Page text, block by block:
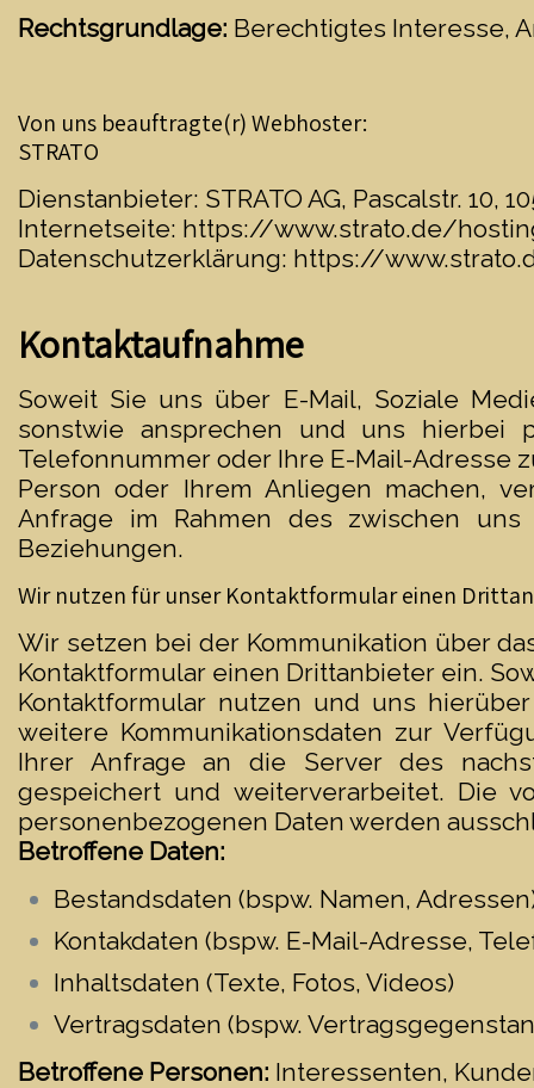
Rechtsgrundlage: Berechtigtes Interesse,
Von uns beauftragte(r) Webhoster:
STRATO
Dienstanbieter: STRATO AG, Pascalstr. 10,
Internetseite: https://www.strato.de/
Datenschutzerklärung: https://
Kontaktaufnahme
Soweit Sie uns über E-Mail, Soziale
sonstwie ansprechen und uns hierbei
Telefonnummer oder Ihre E-Mail-Adresse
Person oder Ihrem Anliegen machen,
Anfrage im Rahmen des zwischen uns
Beziehungen.
Wir nutzen für unser Kontaktformular einen
Wir setzen bei der Kommunikation über
Kontaktformular einen Drittanbieter ein.
Kontaktformular nutzen und uns
weitere Kommunikationsdaten zur
Ihrer Anfrage an die Server des
gespeichert und weiterverarbeitet. Die
personenbezogenen Daten werden
Betroffene Daten:
Bestandsdaten (bspw. Namen,
Kontakdaten (bspw. E-Mail-Adresse,
Inhaltsdaten (Texte, Fotos, Videos)
Vertragsdaten (bspw.
Betroffene Personen: Interessenten,